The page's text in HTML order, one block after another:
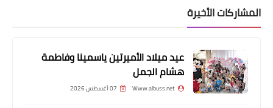
المشاركات الأخيرة
عيد ميلاد الأميرتين ياسمينا وفاطمة
هشام الجمل
Www.albuss.net 07 أغسطس 2026